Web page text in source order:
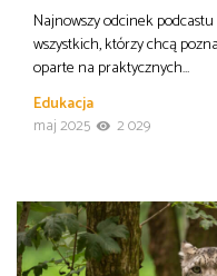
Najnowszy odcinek
wszystkich, którzy chcą
oparte na praktycznych…
Edukacja
maj 2025
2 029